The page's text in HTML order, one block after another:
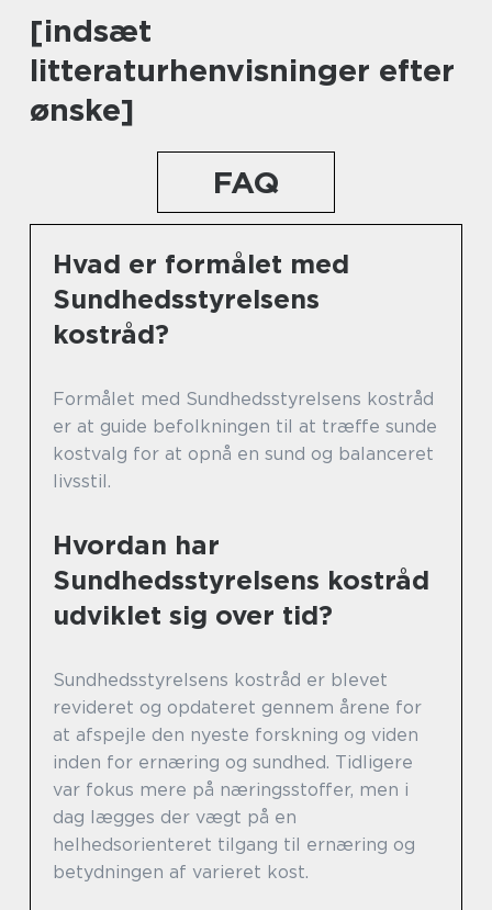
[indsæt
litteraturhenvisninger efter
ønske]
FAQ
Hvad er formålet med
Sundhedsstyrelsens
kostråd?
Formålet med Sundhedsstyrelsens kostråd
er at guide befolkningen til at træffe sunde
kostvalg for at opnå en sund og balanceret
livsstil.
Hvordan har
Sundhedsstyrelsens kostråd
udviklet sig over tid?
Sundhedsstyrelsens kostråd er blevet
revideret og opdateret gennem årene for
at afspejle den nyeste forskning og viden
inden for ernæring og sundhed. Tidligere
var fokus mere på næringsstoffer, men i
dag lægges der vægt på en
helhedsorienteret tilgang til ernæring og
betydningen af varieret kost.